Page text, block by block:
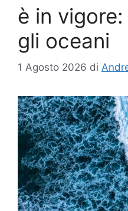
è in
gli oceani
1 Agosto 2026 di